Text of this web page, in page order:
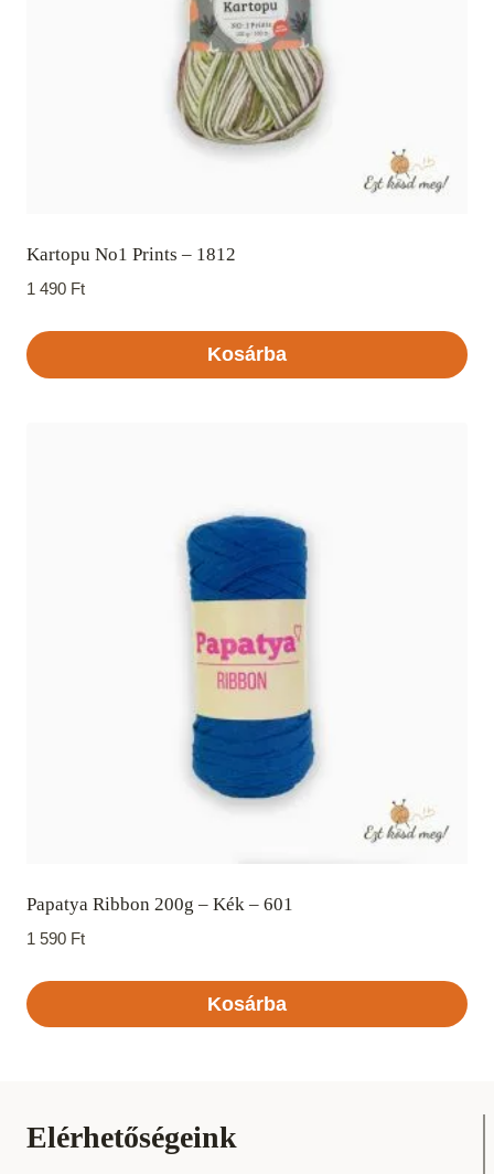
Kartopu No1 Prints – 1812
1 490 Ft
Kosárba
Papatya Ribbon 200g – Kék – 601
1 590 Ft
Kosárba
Elérhetőségeink